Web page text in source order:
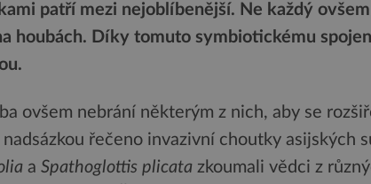
patří mezi nejoblíbenější. Ne každý
houbách. Díky tomuto symbiotickému
ovšem nebrání některým z nich, aby se
nadsázkou řečeno invazivní choutky asijských
a Spathoglottis plicata zkoumali vědci z